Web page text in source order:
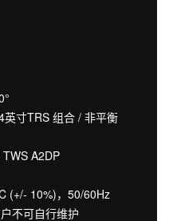
寸TRS 组合 / 非平衡
A2DP
(+/- 10%)，50/60Hz
不可自行维护